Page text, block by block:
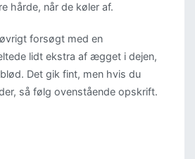
hårde, når de køler af.
forsøgt med en
lidt ekstra af ægget i dejen,
Det gik fint, men hvis du
så følg ovenstående opskrift.